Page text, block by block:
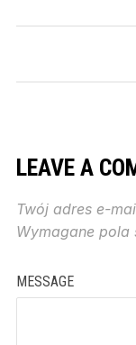
LEAVE A
Twój adres e-
Wymagane pola
MESSAGE